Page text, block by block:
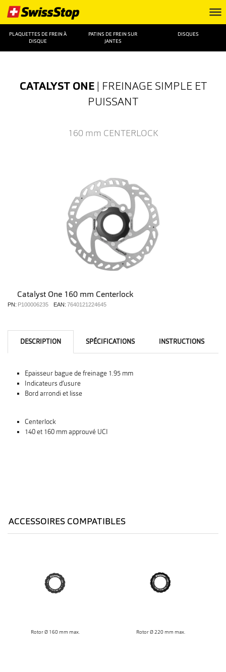
PLAQUETTES DE FREIN À
DISQUE
PATINS DE FREIN SUR
JANTES
DISQUES
CATALYST ONE| FREINAGE SIMPLE ET
PUISSANT
160 mm CENTERLOCK
Catalyst One 160 mm Centerlock
PN: P100006235 EAN: 7640121224645
DESCRIPTION SPÉCIFICATIONS INSTRUCTIONS
Epaisseur bague de freinage 1.95 mm
Indicateurs d’usure
Bord arrondi et lisse
Centerlock
140 et 160 mm approuvé UCI
ACCESSOIRES COMPATIBLES
Rotor Ø 160 mm max. Rotor Ø 220 mm max.